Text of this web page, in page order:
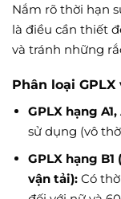
Nắm rõ thời hạn
là điều cần thiết
và tránh những
Phân loại
GPLX hạng
sử dụng (vô
GPLX hạng
vận tải):Có